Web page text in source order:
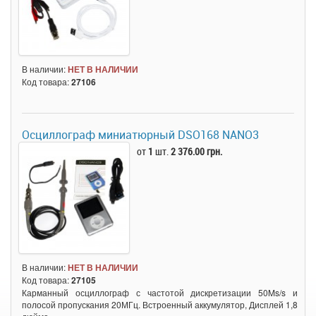
В наличии:НЕТ В НАЛИЧИИ
Код товара:27106
Осциллограф миниатюрный DSO168 NANO3
от 1 шт.2 376.00 грн.
В наличии:НЕТ В НАЛИЧИИ
Код товара:27105
Карманный осциллограф с частотой дискретизации 50Ms/s и
полосой пропускания 20МГц. Встроенный аккумулятор, Дисплей 1,8